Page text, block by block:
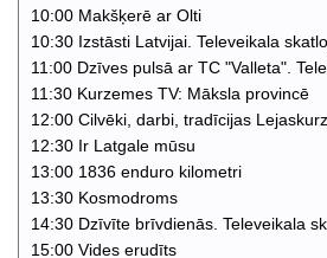
10:00 Makšķerē ar Olti
10:30 Izstāsti Latvijai. Televeikala
11:00 Dzīves pulsā ar TC "Valleta".
11:30 Kurzemes TV: Māksla provincē
12:00 Cilvēki, darbi, tradīcijas
12:30 Ir Latgale mūsu
13:00 1836 enduro kilometri
13:30 Kosmodroms
14:30 Dzīvīte brīvdienās. Televeikala
15:00 Vides erudīts